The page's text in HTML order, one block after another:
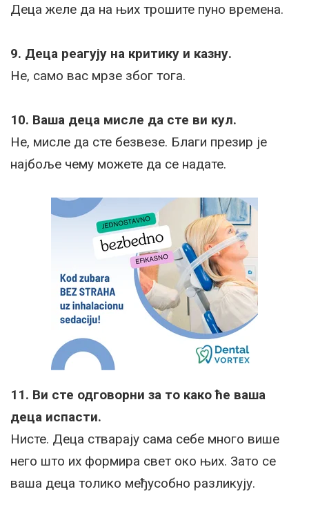
Деца желе да на њих трошите пуно времена.
9. Деца реагују на критику и казну.
Не, само вас мрзе због тога.
10. Ваша деца мисле да сте ви кул.
Не, мисле да сте безвезе. Благи презир је
најбоље чему можете да се надате.
11. Ви сте одговорни за то како ће ваша
деца испасти.
Нисте. Деца стварају сама себе много више
него што их формира свет око њих. Зато се
ваша деца толико међусобно разликују.